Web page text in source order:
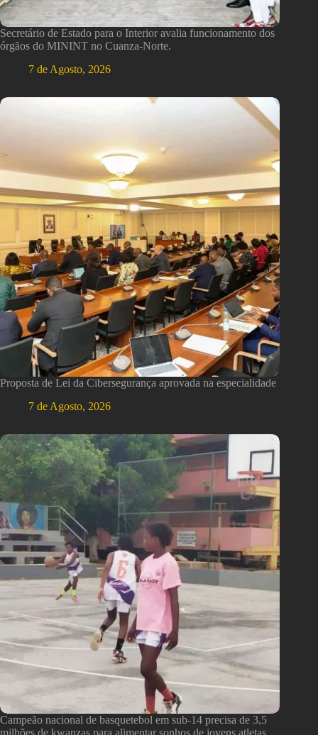
Secretário de Estado para o Interior avalia funcionamento dos
órgãos do MININT no Cuanza-Norte.
7 de Agosto, 2026
Proposta de Lei da Cibersegurança aprovada na especialidade
7 de Agosto, 2026
Campeão nacional de basquetebol em sub-14 precisa de 3,5